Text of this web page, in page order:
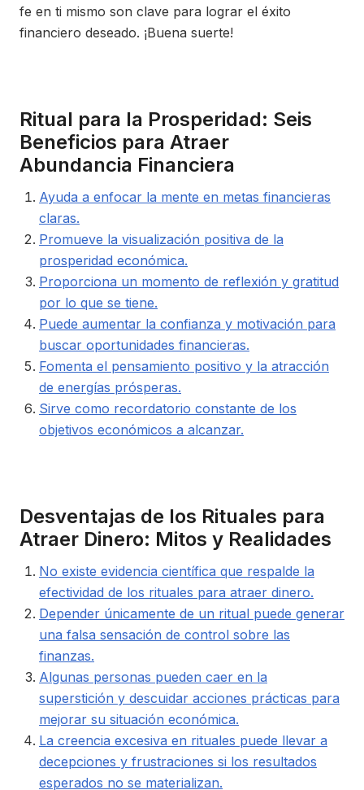
fe en ti mismo son clave para lograr el éxito
financiero deseado. ¡Buena suerte!
Ritual para la Prosperidad: Seis
Beneficios para Atraer
Abundancia Financiera
Ayuda a enfocar la mente en metas financieras
claras.
Promueve la visualización positiva de la
prosperidad económica.
Proporciona un momento de reflexión y gratitud
por lo que se tiene.
Puede aumentar la confianza y motivación para
buscar oportunidades financieras.
Fomenta el pensamiento positivo y la atracción
de energías prósperas.
Sirve como recordatorio constante de los
objetivos económicos a alcanzar.
Desventajas de los Rituales para
Atraer Dinero: Mitos y Realidades
No existe evidencia científica que respalde la
efectividad de los rituales para atraer dinero.
Depender únicamente de un ritual puede generar
una falsa sensación de control sobre las
finanzas.
Algunas personas pueden caer en la
superstición y descuidar acciones prácticas para
mejorar su situación económica.
La creencia excesiva en rituales puede llevar a
decepciones y frustraciones si los resultados
esperados no se materializan.